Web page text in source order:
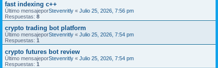
fast indexing c++
Último mensajeporStevenritly « Julio 25, 2026, 7:56 pm
Respuestas: 8
crypto trading bot platform
Último mensajeporStevenritly « Julio 25, 2026, 7:54 pm
Respuestas: 1
crypto futures bot review
Último mensajeporStevenritly « Julio 25, 2026, 7:54 pm
Respuestas: 1